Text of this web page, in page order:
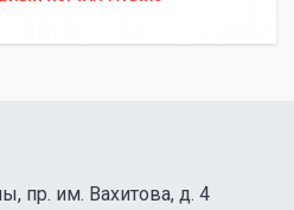
пр. им. Вахитова, д. 4